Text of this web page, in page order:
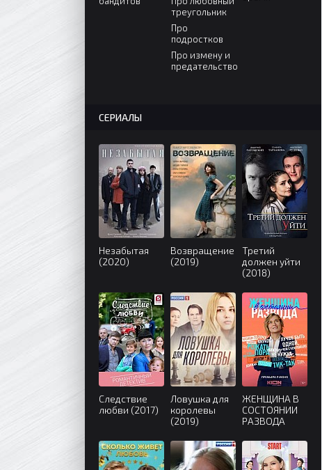
треугольник
Про
подростков
Про измену и
предательство
СЕРИАЛЫ
Незабытая
(2020)
Возвращение
(2019)
Третий
должен уйти
(2018)
Следствие
любви (2017)
Ловушка для
королевы
(2019)
ЖЕНЩИНА В
СОСТОЯНИИ
РАЗВОДА